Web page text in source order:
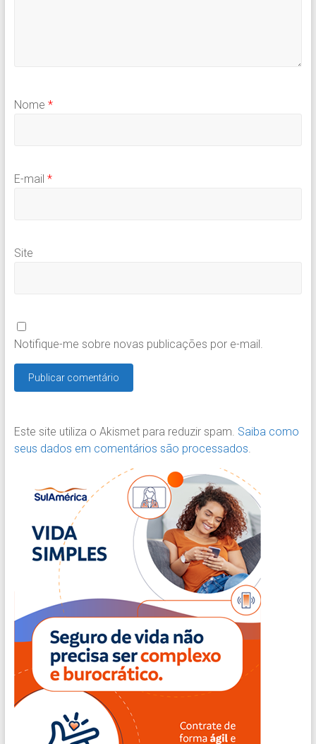
Nome *
E-mail *
Site
Notifique-me sobre novas publicações por e-mail.
Este site utiliza o Akismet para reduzir spam. Saiba como
seus dados em comentários são processados.